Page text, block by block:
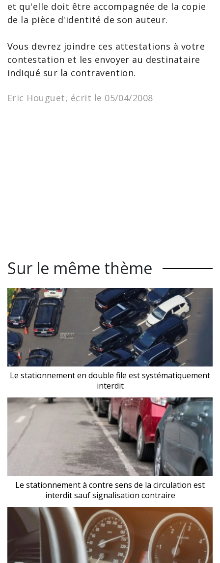
et qu'elle doit être accompagnée de la copie
de la pièce d'identité de son auteur.
Vous devrez joindre ces attestations à votre
contestation et les envoyer au destinataire
indiqué sur la contravention.
Eric Houguet, écrit le 05/04/2008
Sur le même thème
Le stationnement en double file est systématiquement
interdit
Le stationnement à contre sens de la circulation est
interdit sauf signalisation contraire